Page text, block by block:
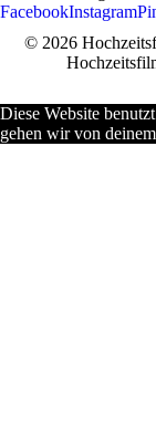
FacebookInstagram
© 2026
Diese Website
gehen wir von